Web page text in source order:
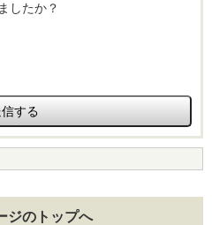
したか？
ジのトップへ